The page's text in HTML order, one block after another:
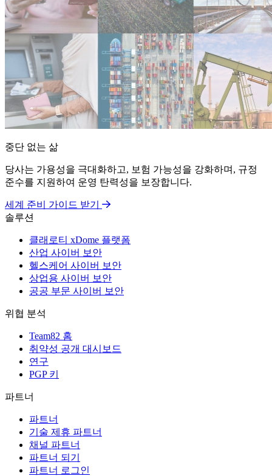
중단 없는 삶
당사는 가용성을 극대화하고, 보험 가능성을 강화하며, 규정
준수를 지원하여 운영 탄력성을 보장합니다.
세계 준비 가이드 받기
솔루션
클래로티 xDome 플랫폼
산업 사이버 보안
헬스케어 사이버 보안
상업용 사이버 보안
공공 부문 사이버 보안
위협 분석
Team82 홈
취약성 공개 대시보드
연구
PGP 키
파트너
파트너
기술 제휴 파트너
채널 파트너
파트너 되기
파트너 로그인